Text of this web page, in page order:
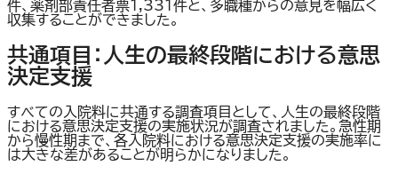
件、薬剤部責任者票1,331件と、多職種からの意見を幅広く
収集することができました。
共通項目：人生の最終段階における意思
決定支援
すべての入院料に共通する調査項目として、人生の最終段階
における意思決定支援の実施状況が調査されました。急性期
から慢性期まで、各入院料における意思決定支援の実施率に
は大きな差があることが明らかになりました。